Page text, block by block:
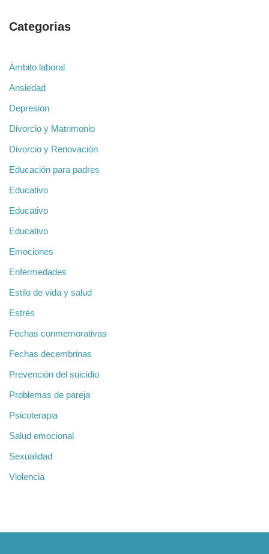
Categorias
Ámbito laboral
Ansiedad
Depresión
Divorcio y Matrimonio
Divorcio y Renovación
Educación para padres
Educativo
Educativo
Educativo
Emociones
Enfermedades
Estilo de vida y salud
Estrés
Fechas conmemorativas
Fechas decembrinas
Prevención del suicidio
Problemas de pareja
Psicoterapia
Salud emocional
Sexualidad
Violencia